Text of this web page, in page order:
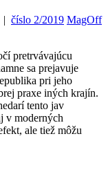
| číslo 2/2019 MagOff
pretrvávajúcu
sa prejavuje
pri jeho
praxe iných krajín.
tento jav
v moderných
ale tiež môžu